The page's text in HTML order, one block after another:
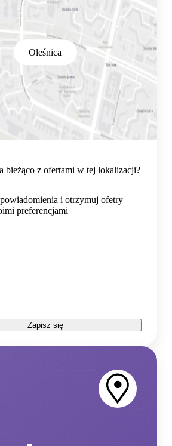
Oleśnica
bieżąco z ofertami w tej lokalizacji?
i otrzymuj ofetry
preferencjami
Zapisz się